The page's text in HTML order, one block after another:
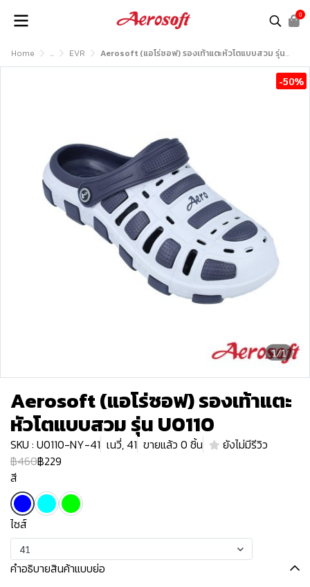
0
Home ... EVR Aerosoft (แอโร่ซอฟ) รองเท้าแตะหัวโตแบบสวม รุ่น U0110
1/1
-50%
Aerosoft (แอโร่ซอฟ) รองเท้าแตะ
หัวโตแบบสวม รุ่น U0110
SKU : U0110-NY-41 เนวี่, 41 ขายแล้ว 0 ชิ้น
ยังไม่มีรีวิว
฿460฿229
สี
ไซส์
41
คำอธิบายสินค้าแบบย่อ